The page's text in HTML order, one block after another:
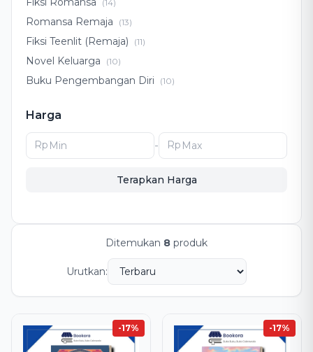
(14)
Romansa Remaja (13)
Fiksi Teenlit (Remaja) (11)
Novel Keluarga (10)
Buku Pengembangan Diri (10)
Drama Keluarga
Romansa Islami
Novel Romansa Islami (4)
Harga
Rp - Rp
Terapkan Harga
Ditemukan 8 produk
Urutkan:
-17% -17%